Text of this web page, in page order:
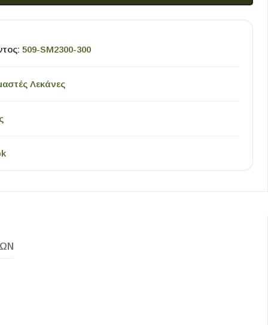
509-SM2300-300
Λεκάνες